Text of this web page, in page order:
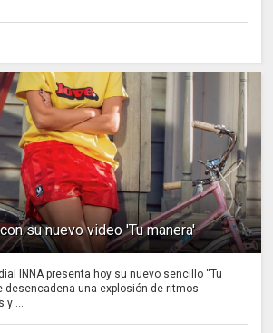
su nuevo video 'Tu manera'
INNA presenta hoy su nuevo sencillo “Tu
desencadena una explosión de ritmos
y ...